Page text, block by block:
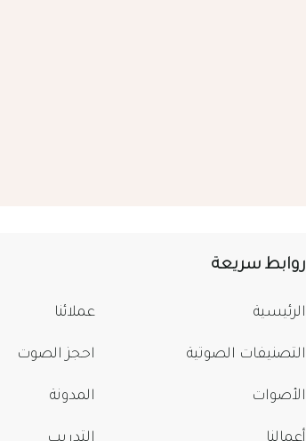
روابط سريعة
الرئيسية
التصنيفات الصوتية
الأصوات
عملائنا
احجز الصوت
المدونة